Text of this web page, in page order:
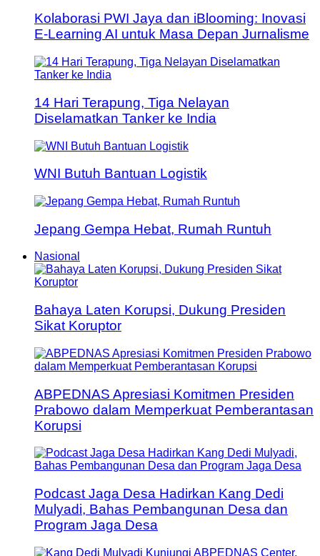
Kolaborasi PWI Jaya dan iBlooming: Inovasi
E-Learning AI untuk Masa Depan Jurnalisme
14 Hari Terapung, Tiga Nelayan
Diselamatkan Tanker ke India
WNI Butuh Bantuan Logistik
Jepang Gempa Hebat, Rumah Runtuh
Nasional
Bahaya Laten Korupsi, Dukung Presiden
Sikat Koruptor
ABPEDNAS Apresiasi Komitmen Presiden
Prabowo dalam Memperkuat Pemberantasan
Korupsi
Podcast Jaga Desa Hadirkan Kang Dedi
Mulyadi, Bahas Pembangunan Desa dan
Program Jaga Desa